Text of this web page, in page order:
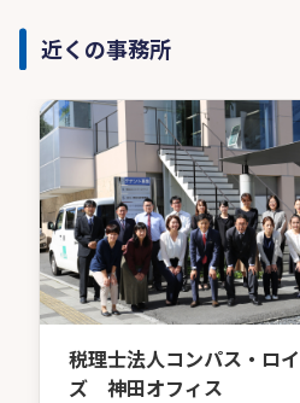
近くの事務所
税理士法人コンパス・ロ
ズ 神田オフィス